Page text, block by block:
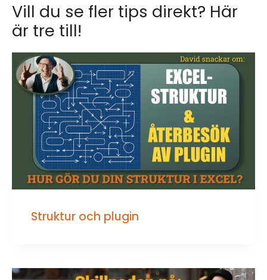
Vill du se fler tips direkt? Här
är tre till!
Struktur och plugin